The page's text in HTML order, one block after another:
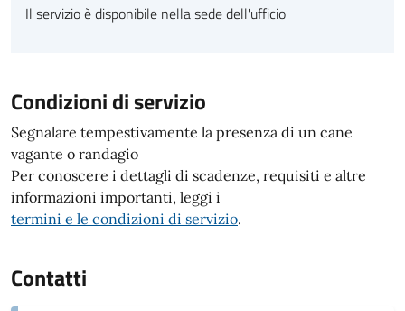
Il servizio è disponibile nella sede dell'ufficio
Condizioni di servizio
Segnalare tempestivamente la presenza di un cane
vagante o randagio
Per conoscere i dettagli di scadenze, requisiti e altre
informazioni importanti, leggi i
termini e le condizioni di servizio.
Contatti